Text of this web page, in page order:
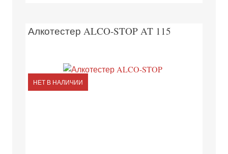
Алкотестер ALCO-STOP AT 115
НЕТ В НАЛИЧИИ